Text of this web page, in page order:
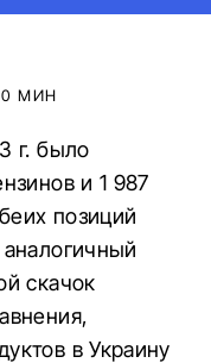
0 МИН
г. было
и 1 987
позиций
скачок
в Украину